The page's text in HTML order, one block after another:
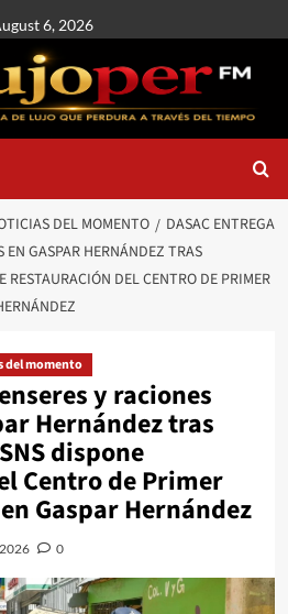
6, 2026
DEL MOMENTO
DASAC ENTREGA
EN GASPAR HERNÁNDEZ TRAS
DEL CENTRO DE PRIMER
del momento
y raciones
Hernández tras
dispone
Centro de Primer
Gaspar Hernández
0